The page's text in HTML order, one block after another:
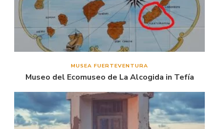
MUSEA FUERTEVENTURA
Museo del Ecomuseo de La Alcogida in Tefía